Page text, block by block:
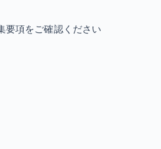
要項をご確認ください